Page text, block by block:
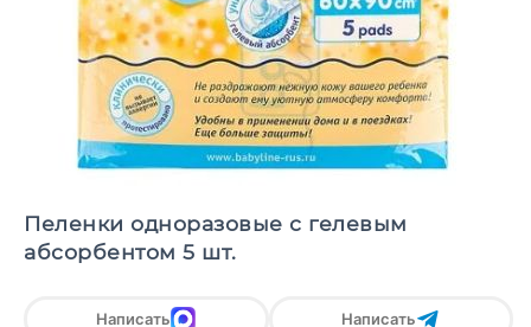
Пеленки одноразовые с гелевым
абсорбентом 5 шт.
Написать Написать